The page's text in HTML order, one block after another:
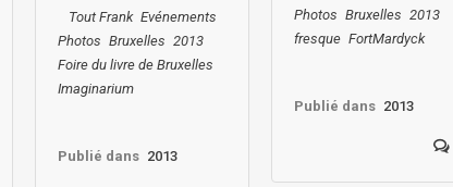
Tout Frank Evénements
Photos Bruxelles 2013
Foire du livre de Bruxelles
Imaginarium
Publié dans 2013
Photos Bruxelles 2013
fresque FortMardyck
Publié dans 2013